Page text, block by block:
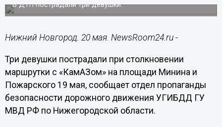
В ДТП пострадали три девушки.
Нижний Новгород. 20 мая. NewsRoom24.ru -
Три девушки пострадали при столкновении
маршрутки с «КамАЗом» на площади Минина и
Пожарского 19 мая, сообщает отдел пропаганды
безопасности дорожного движения УГИБДД ГУ
МВД РФ по Нижегородской области.